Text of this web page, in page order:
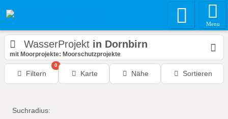
Menu
WasserProjekt in Dornbirn
mit Moorprojekte: Moorschutzprojekte
Filtern
0
Karte Nähe Sortieren
Suchradius: